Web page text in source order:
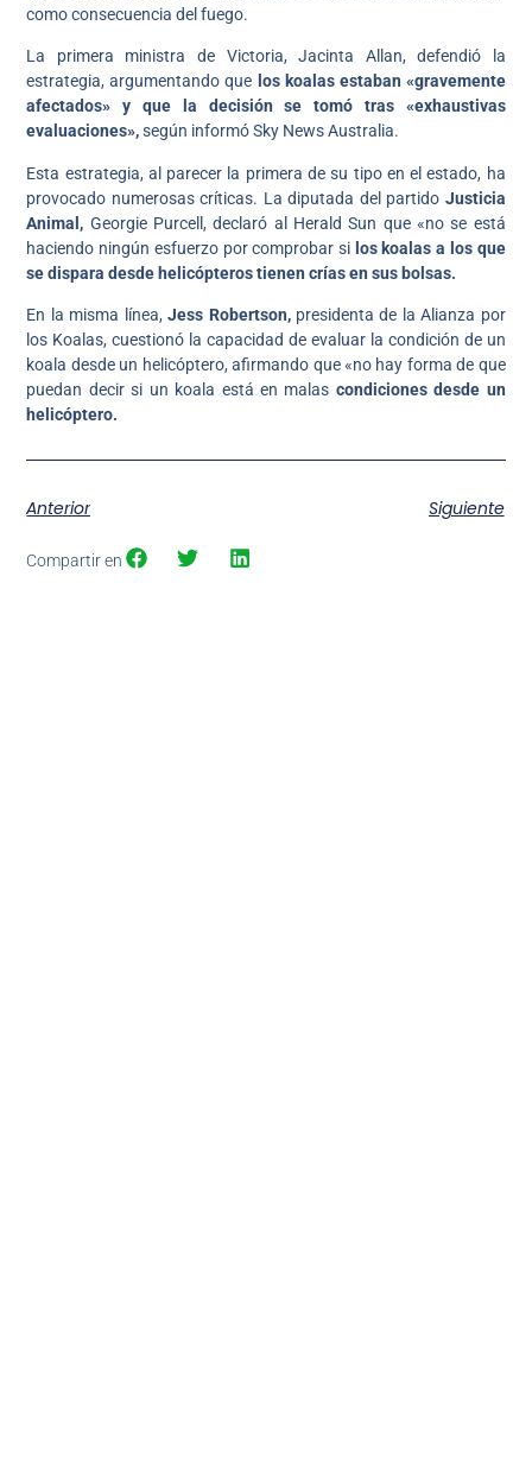
como consecuencia del fuego.
La primera ministra de Victoria, Jacinta Allan, defendió la
estrategia, argumentando que los koalas estaban «gravemente
afectados» y que la decisión se tomó tras «exhaustivas
evaluaciones»,según informó Sky News Australia.
Esta estrategia, al parecer la primera de su tipo en el estado, ha
provocado numerosas críticas. La diputada del partido Justicia
Animal, Georgie Purcell, declaró al Herald Sun que «no se está
haciendo ningún esfuerzo por comprobar si los koalas a los que
se dispara desde helicópteros tienen crías en sus bolsas.
En la misma línea,Jess Robertson,presidenta de la Alianza por
los Koalas, cuestionó la capacidad de evaluar la condición de un
koala desde un helicóptero, afirmando que «no hay forma de que
puedan decir si un koala está en malas condiciones desde un
helicóptero.
Anterior Siguiente
Compartir en